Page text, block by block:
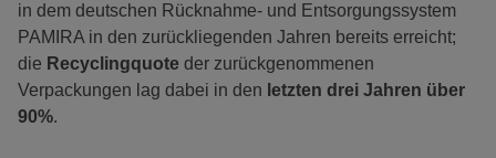
in dem deutschen Rück­nahme- und Entsorgungssystem
PAMIRA in den zurückliegenden Jahren bereits erreicht;
die Recyclingquote der zurückgenommenen
Verpackungen lag dabei in den letzten drei Jahren über
90%.